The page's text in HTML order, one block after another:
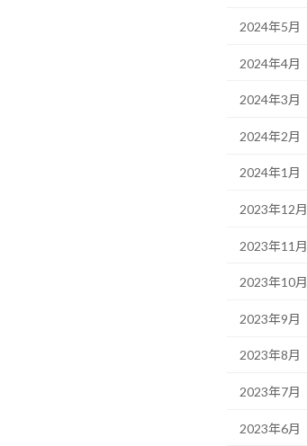
2024年5月
2024年4月
2024年3月
2024年2月
2024年1月
2023年12月
2023年11月
2023年10月
2023年9月
2023年8月
2023年7月
2023年6月